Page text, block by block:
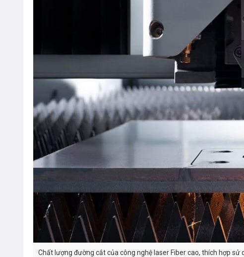
Chất lượng đường cắt của công nghệ laser Fiber cao, thích hợp sử